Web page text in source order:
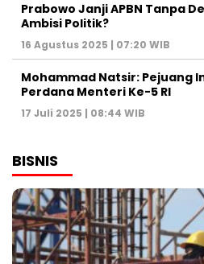
Prabowo Janji APBN Tanpa
Ambisi Politik?
16 Agustus 2025 | 07:20 WIB
Mohammad Natsir: Pejuang
Perdana Menteri Ke-5 RI
17 Juli 2025 | 08:44 WIB
BISNIS